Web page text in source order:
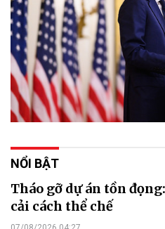
NỔI BẬT
Tháo gỡ dự án tồn
cải cách thể chế